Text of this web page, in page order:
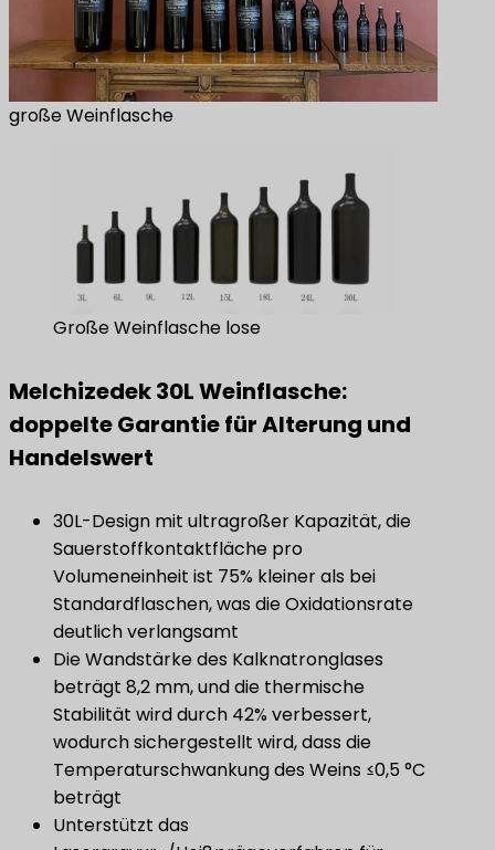
große Weinflasche
Große Weinflasche lose
Melchizedek 30L Weinflasche:
doppelte Garantie für Alterung und
Handelswert
30L-Design mit ultragroßer Kapazität, die
Sauerstoffkontaktfläche pro
Volumeneinheit ist 75% kleiner als bei
Standardflaschen, was die Oxidationsrate
deutlich verlangsamt
Die Wandstärke des Kalknatronglases
beträgt 8,2 mm, und die thermische
Stabilität wird durch 42% verbessert,
wodurch sichergestellt wird, dass die
Temperaturschwankung des Weins ≤0,5 °C
beträgt
Unterstützt das